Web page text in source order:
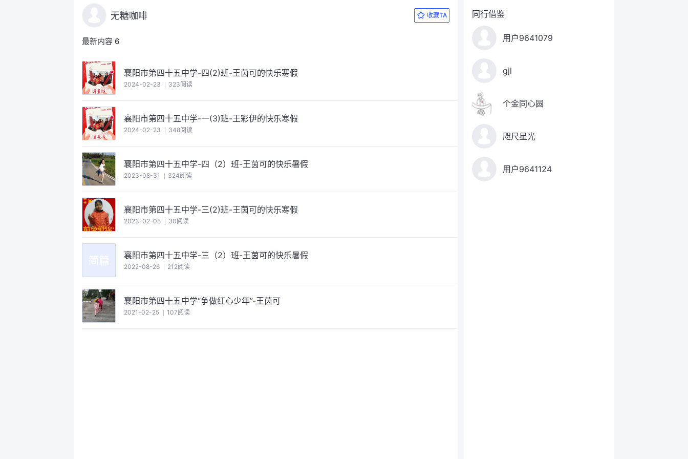
无糖咖啡 收藏TA
最新内容 6
襄阳市第四十五中学-四(2)班-王茵可的快乐寒假
2024-02-23 323阅读
襄阳市第四十五中学-一(3)班-王彩伊的快乐寒假
2024-02-23 348阅读
襄阳市第四十五中学-四（2）班-王茵可的快乐暑假
2023-08-31 324阅读
襄阳市第四十五中学-三(2)班-王茵可的快乐寒假
2023-02-05 30阅读
襄阳市第四十五中学-三（2）班-王茵可的快乐暑假
2022-08-26 212阅读
襄阳市第四十五中学“争做红心少年”-王茵可
2021-02-25 107阅读
同行借鉴
用户9641079
gjl
个金同心圆
咫尺星光
用户9641124